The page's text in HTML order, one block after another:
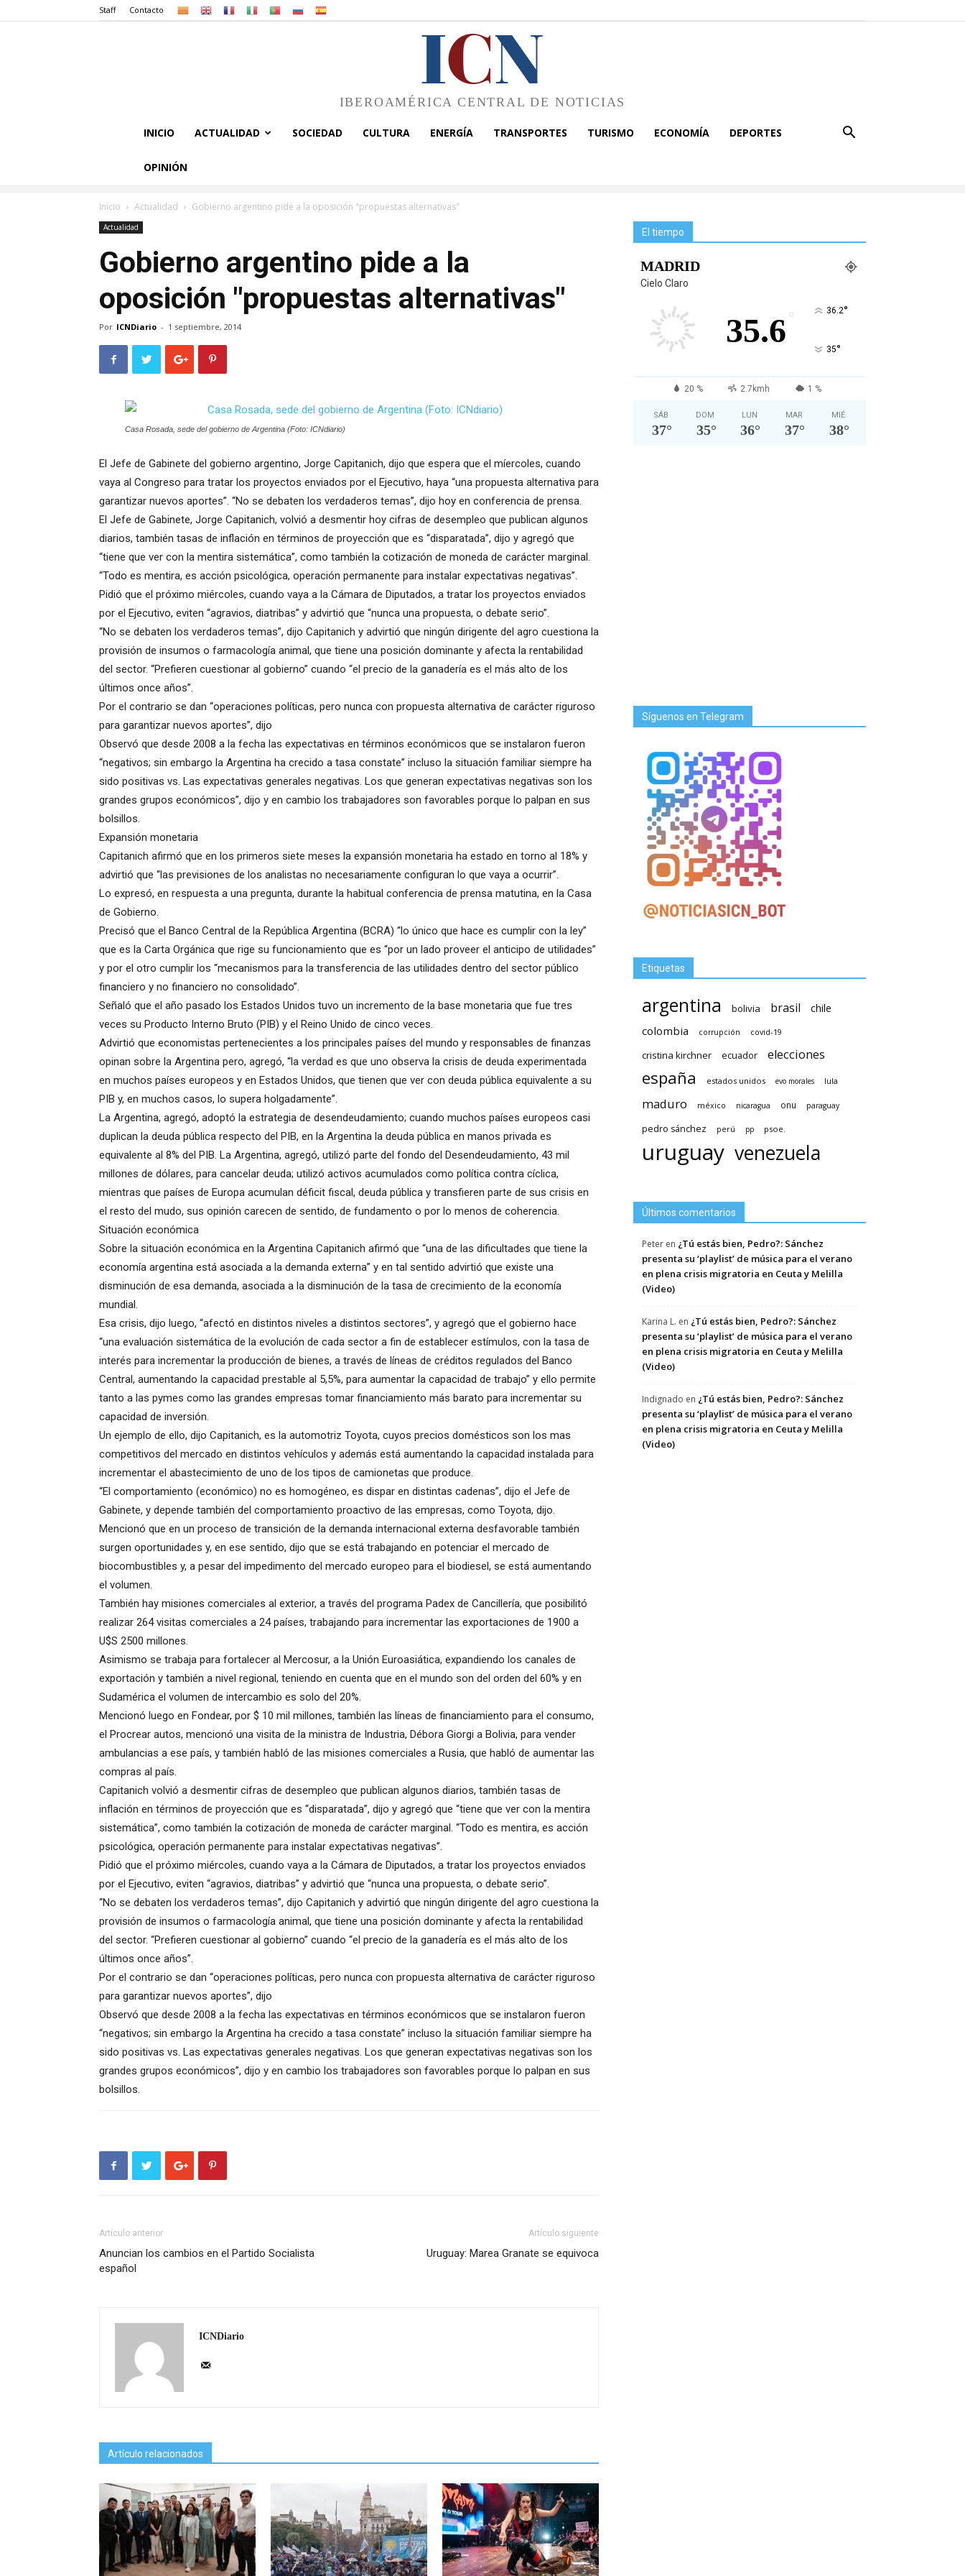
Staff Contacto
ICN
IBEROAMÉRICA CENTRAL DE NOTICIAS
INICIO ACTUALIDAD SOCIEDAD CULTURA ENERGÍA TRANSPORTES TURISMO ECONOMÍA DEPORTES
OPINIÓN
Inicio Actualidad Gobierno argentino pide a la oposición "propuestas alternativas"
Actualidad
Gobierno argentino pide a la
oposición "propuestas alternativas"
Por ICNDiario - 1 septiembre, 2014
Casa Rosada, sede del gobierno de Argentina (Foto: ICNdiario)
El Jefe de Gabinete del gobierno argentino, Jorge Capitanich, dijo que espera que el míercoles, cuando
vaya al Congreso para tratar los proyectos enviados por el Ejecutivo, haya “una propuesta alternativa para
garantizar nuevos aportes”. “No se debaten los verdaderos temas”, dijo hoy en conferencia de prensa.
El Jefe de Gabinete, Jorge Capitanich, volvió a desmentir hoy cifras de desempleo que publican algunos
diarios, también tasas de inflación en términos de proyección que es “disparatada”, dijo y agregó que
“tiene que ver con la mentira sistemática”, como también la cotización de moneda de carácter marginal.
“Todo es mentira, es acción psicológica, operación permanente para instalar expectativas negativas”.
Pidió que el próximo miércoles, cuando vaya a la Cámara de Diputados, a tratar los proyectos enviados
por el Ejecutivo, eviten “agravios, diatribas” y advirtió que “nunca una propuesta, o debate serio”.
“No se debaten los verdaderos temas”, dijo Capitanich y advirtió que ningún dirigente del agro cuestiona la
provisión de insumos o farmacología animal, que tiene una posición dominante y afecta la rentabilidad
del sector. “Prefieren cuestionar al gobierno” cuando “el precio de la ganadería es el más alto de los
últimos once años”.
Por el contrario se dan “operaciones políticas, pero nunca con propuesta alternativa de carácter riguroso
para garantizar nuevos aportes”, dijo
Observó que desde 2008 a la fecha las expectativas en términos económicos que se instalaron fueron
“negativos; sin embargo la Argentina ha crecido a tasa constate” incluso la situación familiar siempre ha
sido positivas vs. Las expectativas generales negativas. Los que generan expectativas negativas son los
grandes grupos económicos”, dijo y en cambio los trabajadores son favorables porque lo palpan en sus
bolsillos.
Expansión monetaria
Capitanich afirmó que en los primeros siete meses la expansión monetaria ha estado en torno al 18% y
advirtió que “las previsiones de los analistas no necesariamente configuran lo que vaya a ocurrir”.
Lo expresó, en respuesta a una pregunta, durante la habitual conferencia de prensa matutina, en la Casa
de Gobierno.
Precisó que el Banco Central de la República Argentina (BCRA) “lo único que hace es cumplir con la ley”
que es la Carta Orgánica que rige su funcionamiento que es “por un lado proveer el anticipo de utilidades”
y por el otro cumplir los “mecanismos para la transferencia de las utilidades dentro del sector público
financiero y no financiero no consolidado”.
Señaló que el año pasado los Estados Unidos tuvo un incremento de la base monetaria que fue tres
veces su Producto Interno Bruto (PIB) y el Reino Unido de cinco veces.
Advirtió que economistas pertenecientes a los principales países del mundo y responsables de finanzas
opinan sobre la Argentina pero, agregó, “la verdad es que uno observa la crisis de deuda experimentada
en muchos países europeos y en Estados Unidos, que tienen que ver con deuda pública equivalente a su
PIB y, en muchos casos, lo supera holgadamente”.
La Argentina, agregó, adoptó la estrategia de desendeudamiento; cuando muchos países europeos casi
duplican la deuda pública respecto del PIB, en la Argentina la deuda pública en manos privada es
equivalente al 8% del PIB. La Argentina, agregó, utilizó parte del fondo del Desendeudamiento, 43 mil
millones de dólares, para cancelar deuda; utilizó activos acumulados como política contra cíclica,
mientras que países de Europa acumulan déficit fiscal, deuda pública y transfieren parte de sus crisis en
el resto del mudo, sus opinión carecen de sentido, de fundamento o por lo menos de coherencia.
Situación económica
Sobre la situación económica en la Argentina Capitanich afirmó que “una de las dificultades que tiene la
economía argentina está asociada a la demanda externa” y en tal sentido advirtió que existe una
disminución de esa demanda, asociada a la disminución de la tasa de crecimiento de la economía
mundial.
Esa crisis, dijo luego, “afectó en distintos niveles a distintos sectores”, y agregó que el gobierno hace
“una evaluación sistemática de la evolución de cada sector a fin de establecer estímulos, con la tasa de
interés para incrementar la producción de bienes, a través de líneas de créditos regulados del Banco
Central, aumentando la capacidad prestable al 5,5%, para aumentar la capacidad de trabajo” y ello permite
tanto a las pymes como las grandes empresas tomar financiamiento más barato para incrementar su
capacidad de inversión.
Un ejemplo de ello, dijo Capitanich, es la automotriz Toyota, cuyos precios domésticos son los mas
competitivos del mercado en distintos vehículos y además está aumentando la capacidad instalada para
incrementar el abastecimiento de uno de los tipos de camionetas que produce.
“El comportamiento (económico) no es homogéneo, es dispar en distintas cadenas”, dijo el Jefe de
Gabinete, y depende también del comportamiento proactivo de las empresas, como Toyota, dijo.
Mencionó que en un proceso de transición de la demanda internacional externa desfavorable también
surgen oportunidades y, en ese sentido, dijo que se está trabajando en potenciar el mercado de
biocombustibles y, a pesar del impedimento del mercado europeo para el biodiesel, se está aumentando
el volumen.
También hay misiones comerciales al exterior, a través del programa Padex de Cancillería, que posibilitó
realizar 264 visitas comerciales a 24 países, trabajando para incrementar las exportaciones de 1900 a
U$S 2500 millones.
Asimismo se trabaja para fortalecer al Mercosur, a la Unión Euroasiática, expandiendo los canales de
exportación y también a nivel regional, teniendo en cuenta que en el mundo son del orden del 60% y en
Sudamérica el volumen de intercambio es solo del 20%.
Mencionó luego en Fondear, por $ 10 mil millones, también las líneas de financiamiento para el consumo,
el Procrear autos, mencionó una visita de la ministra de Industria, Débora Giorgi a Bolivia, para vender
ambulancias a ese país, y también habló de las misiones comerciales a Rusia, que habló de aumentar las
compras al país.
Capitanich volvió a desmentir cifras de desempleo que publican algunos diarios, también tasas de
inflación en términos de proyección que es “disparatada”, dijo y agregó que “tiene que ver con la mentira
sistemática”, como también la cotización de moneda de carácter marginal. “Todo es mentira, es acción
psicológica, operación permanente para instalar expectativas negativas”.
Pidió que el próximo miércoles, cuando vaya a la Cámara de Diputados, a tratar los proyectos enviados
por el Ejecutivo, eviten “agravios, diatribas” y advirtió que “nunca una propuesta, o debate serio”.
“No se debaten los verdaderos temas”, dijo Capitanich y advirtió que ningún dirigente del agro cuestiona la
provisión de insumos o farmacología animal, que tiene una posición dominante y afecta la rentabilidad
del sector. “Prefieren cuestionar al gobierno” cuando “el precio de la ganadería es el más alto de los
últimos once años”.
Por el contrario se dan “operaciones políticas, pero nunca con propuesta alternativa de carácter riguroso
para garantizar nuevos aportes”, dijo
Observó que desde 2008 a la fecha las expectativas en términos económicos que se instalaron fueron
“negativos; sin embargo la Argentina ha crecido a tasa constate” incluso la situación familiar siempre ha
sido positivas vs. Las expectativas generales negativas. Los que generan expectativas negativas son los
grandes grupos económicos”, dijo y en cambio los trabajadores son favorables porque lo palpan en sus
bolsillos.
Artículo anterior
Anuncian los cambios en el Partido Socialista
español
Artículo siguiente
Uruguay: Marea Granate se equivoca
ICNDiario
Artículo relacionados
El tiempo
MADRID
Cielo Claro
35.6 ° 36.2°
35°
20 % 2.7kmh 1 %
SÁB
37°
DOM
35°
LUN
36°
MAR
37°
MIÉ
38°
Síguenos en Telegram
Etiquetas
argentina bolivia brasil
chile
colombia
corrupción covid-19
cristina kirchner ecuador elecciones
españa estados unidos evo morales lula
maduro méxico nicaragua onu paraguay
pedro sánchez perú pp psoe.
uruguay venezuela
Últimos comentarios
Peter en ¿Tú estás bien, Pedro?: Sánchez
presenta su ‘playlist’ de música para el verano
en plena crisis migratoria en Ceuta y Melilla
(Video)
Karina L. en ¿Tú estás bien, Pedro?: Sánchez
presenta su ‘playlist’ de música para el verano
en plena crisis migratoria en Ceuta y Melilla
(Video)
Indignado en ¿Tú estás bien, Pedro?: Sánchez
presenta su ‘playlist’ de música para el verano
en plena crisis migratoria en Ceuta y Melilla
(Video)